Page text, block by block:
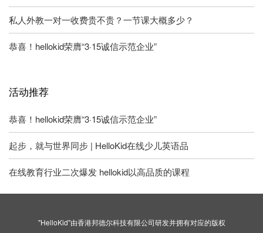
私人外教一对一收费贵不贵？一节课大概多少？
恭喜！hellokid荣膺“3·15诚信示范企业”
活动推荐
恭喜！hellokid荣膺“3·15诚信示范企业”
起步，就与世界同步 | HelloKid在线少儿英语品
在线教育行业二次爆发 hellokid以高品质的课程
"HelloKid"由香港邦德尔科技有限公司研发并拥有对应的版权